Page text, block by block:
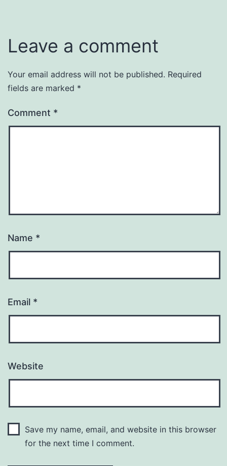
Leave a comment
Your email address will not be published. Required
fields are marked *
Comment *
Name *
Email *
Website
Save my name, email, and website in this browser
for the next time I comment.